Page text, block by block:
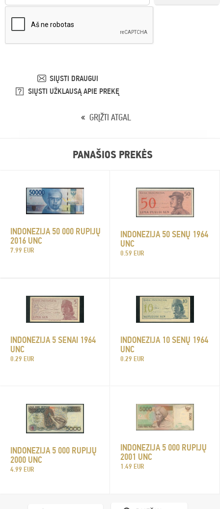
SIŲSTI DRAUGUI
SIŲSTI UŽKLAUSĄ APIE PREKĘ
GRĮŽTI ATGAL
PANAŠIOS PREKĖS
INDONEZIJA 50 000 RUPIJŲ
2016 UNC
7.99 EUR
INDONEZIJA 50 SENŲ 1964
UNC
0.59 EUR
INDONEZIJA 5 SENAI 1964
UNC
0.29 EUR
INDONEZIJA 10 SENŲ 1964
UNC
0.29 EUR
INDONEZIJA 5 000 RUPIJŲ
2000 UNC
4.99 EUR
INDONEZIJA 5 000 RUPIJŲ
2001 UNC
1.49 EUR